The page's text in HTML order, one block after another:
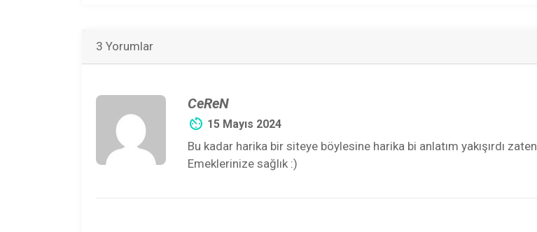
3 Yorumlar
CeReN
15 Mayıs 2024
Bu kadar harika bir siteye böylesine harika bi anlatım yakışırdı zaten.
Emeklerinize sağlık :)